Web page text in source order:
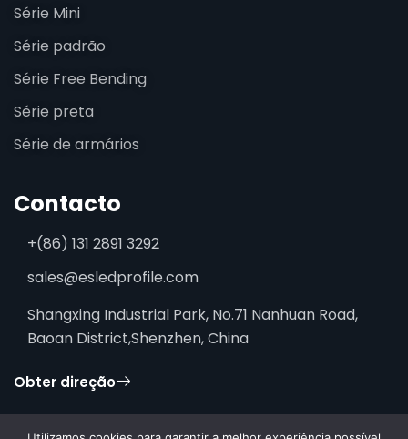
Série Mini
Série padrão
Série Free Bending
Série preta
Série de armários
Contacto
+(86) 131 2891 3292
sales@esledprofile.com
Shangxing Industrial Park, No.71 Nanhuan Road,
Baoan District,Shenzhen, China
Obter direção